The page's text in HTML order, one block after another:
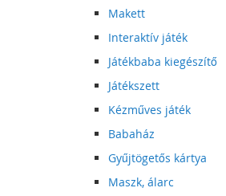
Makett
Interaktív játék
Játékbaba kiegészítő
Játékszett
Kézműves játék
Babaház
Gyűjtögetős kártya
Maszk, álarc